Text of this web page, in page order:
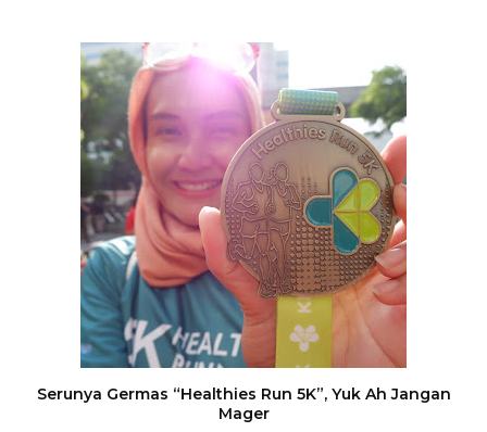
Serunya Germas “Healthies Run 5K”, Yuk Ah Jangan
Mager